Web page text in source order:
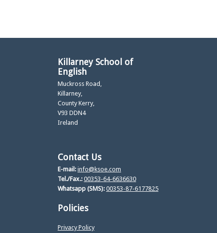
Killarney School of
English
Muckross Road,
Killarney,
County Kerry,
V93 DDN4
Ireland
Contact Us
E-mail: info@ksoe.com
Tel./Fax.: 00353-64-6636630
Whatsapp (SMS): 00353-87-6177825
Policies
Privacy Policy